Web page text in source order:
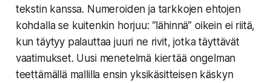
tekstin kanssa. Numeroiden ja tarkkojen ehtojen
kohdalla se kuitenkin horjuu: ”lähinnä” oikein ei riitä,
kun täytyy palauttaa juuri ne rivit, jotka täyttävät
vaatimukset. Uusi menetelmä kiertää ongelman
teettämällä mallilla ensinyksikäsitteisenkäskyn